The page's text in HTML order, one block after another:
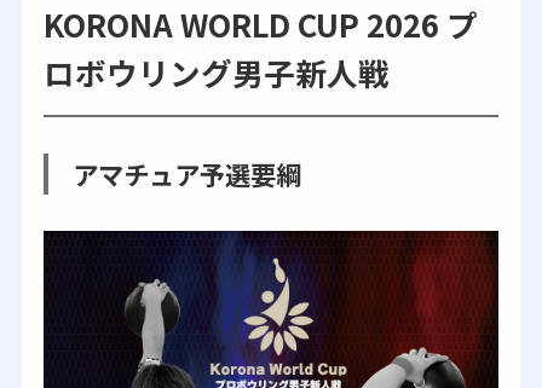
KORONA WORLD CUP 2026 プ
ロボウリング男子新人戦
アマチュア予選要綱